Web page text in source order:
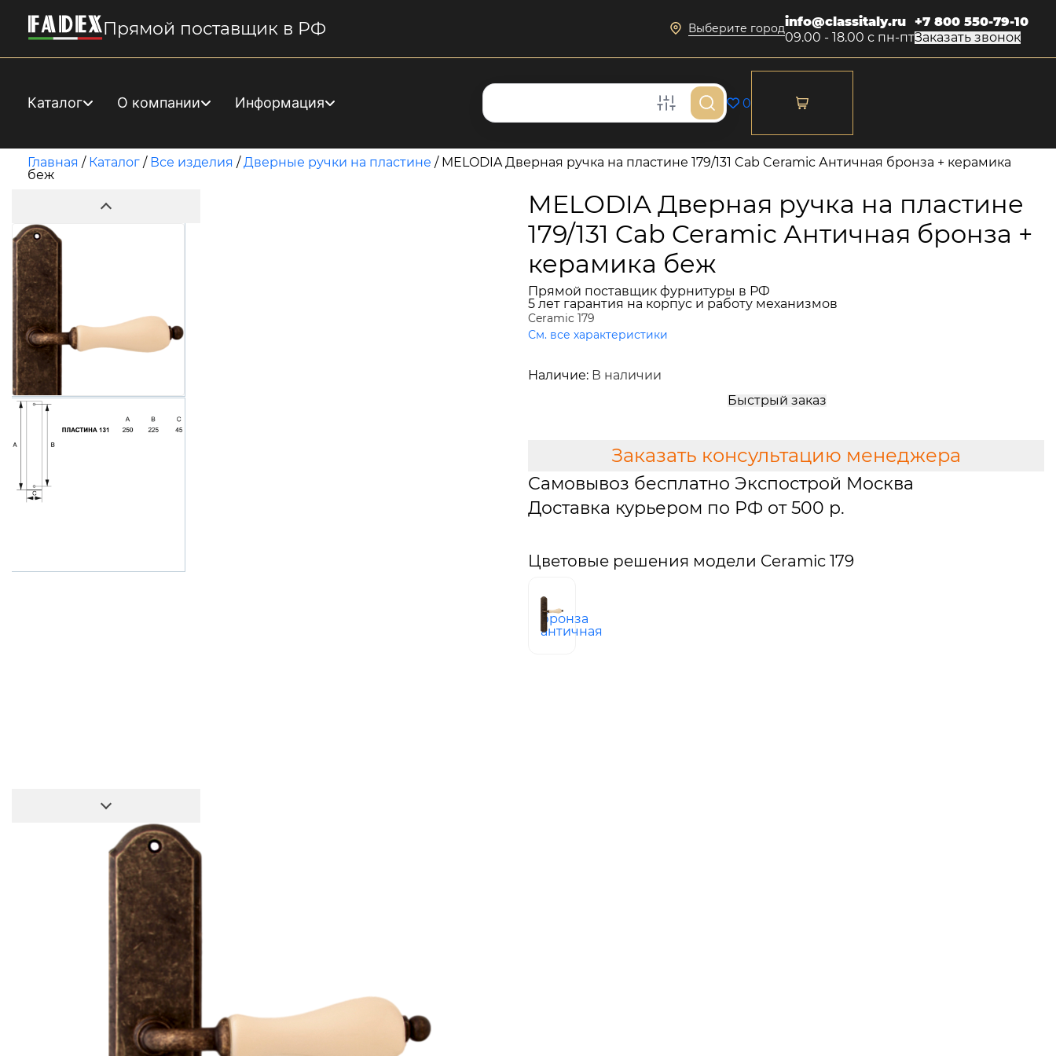
Прямой поставщик в РФ Выберите городinfo@classitaly.ru
09.00 - 18.00 с пн-пт
+7 800 550-79-10
Заказать звонок
Каталог О компании Информация 0
Главная / Каталог / Все изделия /Дверные ручки на пластине / MELODIA Дверная ручка на пластине 179/131 Cab Ceramic Античная бронза + керамика
беж
MELODIA Дверная ручка на пластине
179/131 Cab Ceramic Античная бронза +
керамика беж
Прямой поставщик фурнитуры в РФ
5 лет гарантия на корпус и работу механизмов
Ceramic 179
См. все характеристики
Наличие: В наличии
Быстрый заказ
Заказать консультацию менеджера
Самовывоз бесплатно Экспострой Москва
Доставка курьером по РФ от 500 р.
Цветовые решения модели Ceramic 179
бронза
античная